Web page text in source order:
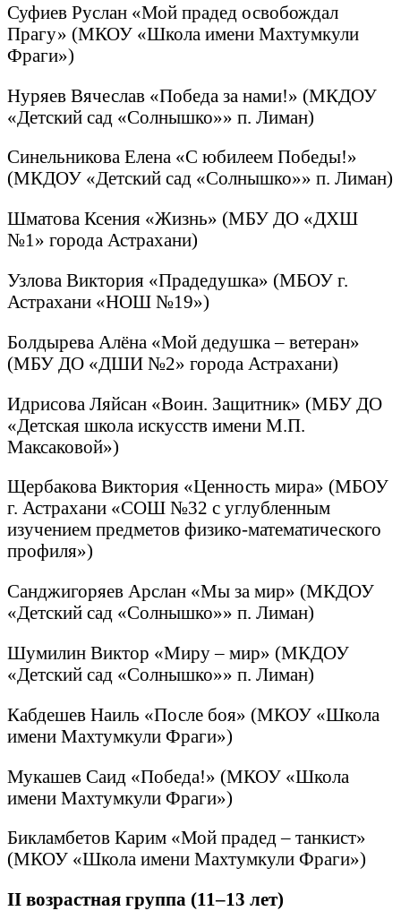
Суфиев Руслан «Мой прадед освобождал
Прагу» (МКОУ «Школа имени Махтумкули
Фраги»)
Нуряев Вячеслав «Победа за нами!» (МКДОУ
«Детский сад «Солнышко»» п. Лиман)
Синельникова Елена «С юбилеем Победы!»
(МКДОУ «Детский сад «Солнышко»» п. Лиман)
Шматова Ксения «Жизнь» (МБУ ДО «ДХШ
№1» города Астрахани)
Узлова Виктория «Прадедушка» (МБОУ г.
Астрахани «НОШ №19»)
Болдырева Алёна «Мой дедушка – ветеран»
(МБУ ДО «ДШИ №2» города Астрахани)
Идрисова Ляйсан «Воин. Защитник» (МБУ ДО
«Детская школа искусств имени М.П.
Максаковой»)
Щербакова Виктория «Ценность мира» (МБОУ
г. Астрахани «СОШ №32 с углубленным
изучением предметов физико-математического
профиля»)
Санджигоряев Арслан «Мы за мир» (МКДОУ
«Детский сад «Солнышко»» п. Лиман)
Шумилин Виктор «Миру – мир» (МКДОУ
«Детский сад «Солнышко»» п. Лиман)
Кабдешев Наиль «После боя» (МКОУ «Школа
имени Махтумкули Фраги»)
Мукашев Саид «Победа!» (МКОУ «Школа
имени Махтумкули Фраги»)
Бикламбетов Карим «Мой прадед – танкист»
(МКОУ «Школа имени Махтумкули Фраги»)
II возрастная группа (11–13 лет)